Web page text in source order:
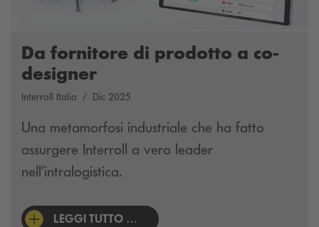
Da fornitore di prodotto a co-
designer
Interroll Italia Dic 2025
Una metamorfosi industriale che ha fatto
assurgere Interroll a vero leader
nell’intralogistica.
LEGGI TUTTO …